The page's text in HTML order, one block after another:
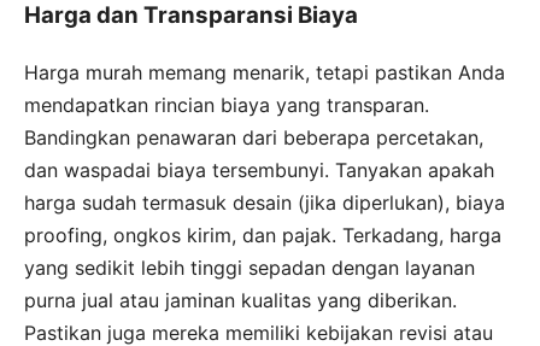
Harga dan Transparansi Biaya
Harga murah memang menarik, tetapi pastikan Anda
mendapatkan rincian biaya yang transparan.
Bandingkan penawaran dari beberapa percetakan,
dan waspadai biaya tersembunyi. Tanyakan apakah
harga sudah termasuk desain (jika diperlukan), biaya
proofing, ongkos kirim, dan pajak. Terkadang, harga
yang sedikit lebih tinggi sepadan dengan layanan
purna jual atau jaminan kualitas yang diberikan.
Pastikan juga mereka memiliki kebijakan revisi atau